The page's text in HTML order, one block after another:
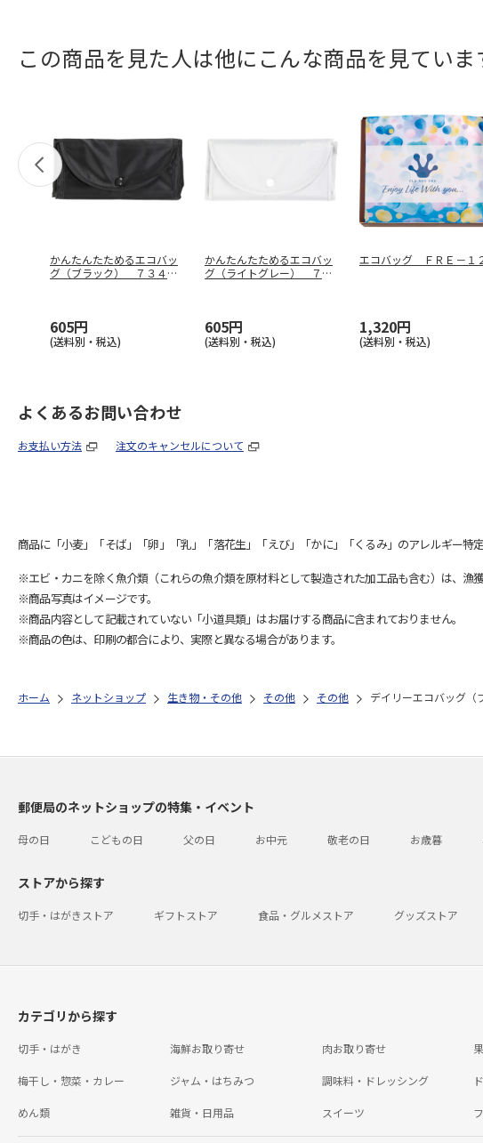
この商品を見た人は他にこんな商品を見ていま
かんたんたためるエコバッ
グ（ブラック） ７３４３
605円
(送料別・税込)
かんたんたためるエコバッ
グ（ライトグレー） ７３
605円
(送料別・税込)
エコバッグ ＦＲＥ－１
1,320円
(送料別・税込)
よくあるお問い合わせ
お支払い方法 注文のキャンセルについて
商品に「小麦」「そば」「卵」「乳」「落花生」「えび」「かに」「くるみ」のアレルギー特
※エビ・カニを除く魚介類（これらの魚介類を原材料として製造された加工品も含む）は、漁
※商品写真はイメージです。
※商品内容として記載されていない「小道具類」はお届けする商品に含まれておりません。
※商品の色は、印刷の都合により、実際と異なる場合があります。
ホーム ネットショップ 生き物・その他 その他 その他 デイリーエコバッグ
郵便局のネットショップの特集・イベント
母の日 こどもの日 父の日 お中元 敬老の日 お歳暮
ストアから探す
切手・はがきストア ギフトストア 食品・グルメストア グッズストア
カテゴリから探す
切手・はがき 海鮮お取り寄せ 肉お取り寄せ
梅干し・惣菜・カレー ジャム・はちみつ 調味料・ドレッシング
めん類 雑貨・日用品 スイーツ